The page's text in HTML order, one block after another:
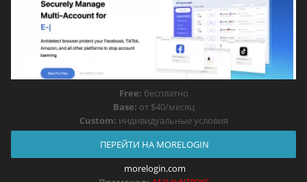
Free: бесплатно
Base: от $40/месяц
Custom: индивидуальные условия
ПЕРЕЙТИ НА MORELOGIN
morelogin.com